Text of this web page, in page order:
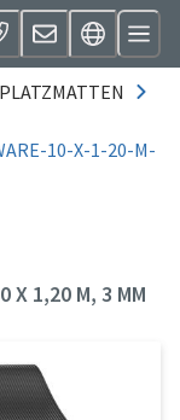
10-X-1-20-M-
X 1,20 M, 3 MM